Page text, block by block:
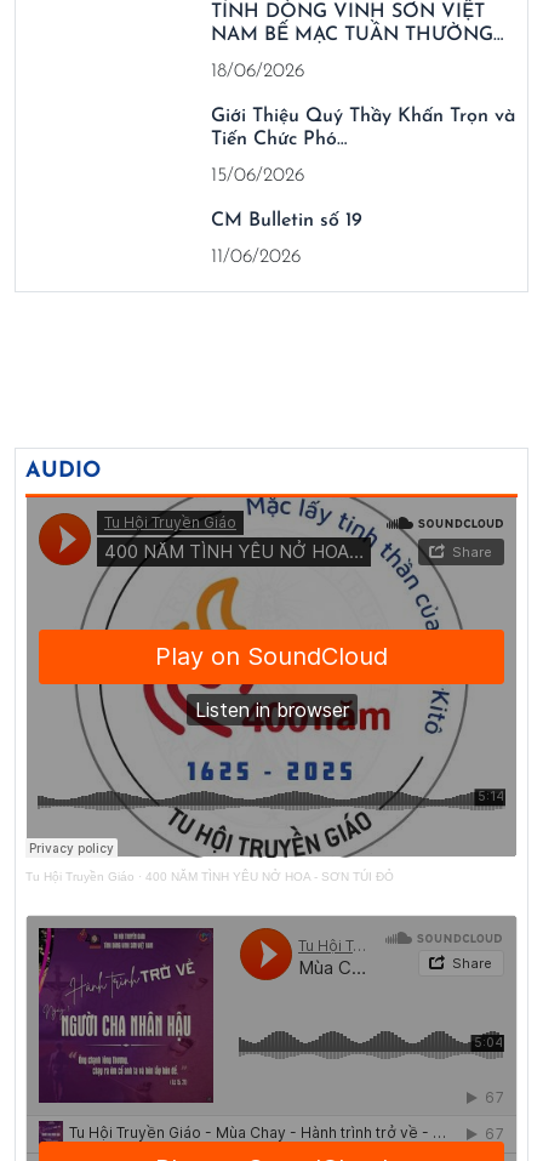
TỈNH DÒNG VINH SƠN VIỆT
NAM BẾ MẠC TUẦN THƯỜNG…
18/06/2026
Giới Thiệu Quý Thầy Khấn Trọn và
Tiến Chức Phó…
15/06/2026
CM Bulletin số 19
11/06/2026
AUDIO
Tu Hội Truyền Giáo · 400 NĂM TÌNH YÊU NỞ HOA - SƠN TÚI ĐỎ